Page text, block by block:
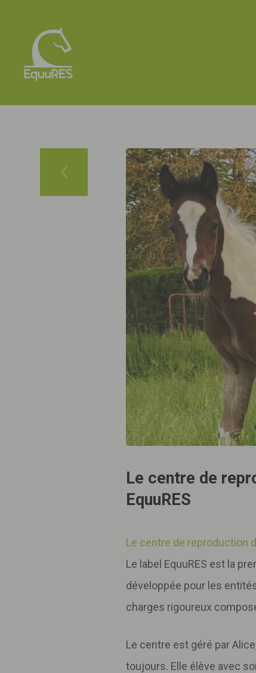
Le centre de
EquuRES
Le centre de reproduction
Le label EquuRES est la
développée pour les
charges rigoureux
Le centre est géré par
toujours. Elle élève avec